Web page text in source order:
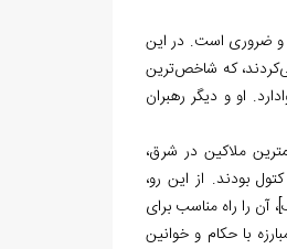
و ضروری است. در این
که شاخص‌ترین
او و دیگر رهبران
6. حاکمیت ملاکین بر بلوکات و چگونگی رفتار آن‎ها با رعایا، زمینه را برای نارضایتی آن‏ها فراهم می‎کرد. در این میان، مهم‎ترین ملاکین در شرق،
بودند. از این رو،
آن را راه مناسب برای
با حکام و خوانین